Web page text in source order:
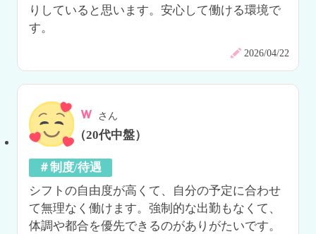
りしていると思います。安心して働ける環境で
す。
2026/04/22
ｗ さん
（20代中盤）
＃制度/待遇
シフトの自由度が高くて、自分の予定に合わせ
て無理なく働けます。強制的な出勤もなくて、
体調や都合を優先できるのがありがたいです。